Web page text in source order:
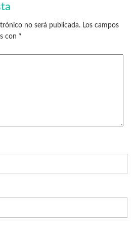
no será publicada. Los campos
con *